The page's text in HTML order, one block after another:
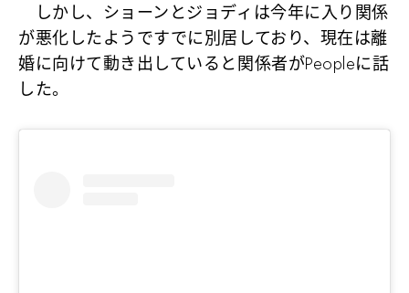
しかし、ショーンとジョディは今年に入り関係
が悪化したようですでに別居しており、現在は離
婚に向けて動き出していると関係者がPeopleに話
した。